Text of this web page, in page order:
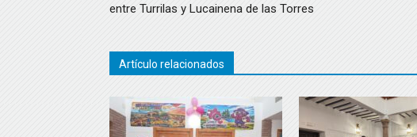
entre Turrilas y Lucainena de las Torres
Artículo relacionados